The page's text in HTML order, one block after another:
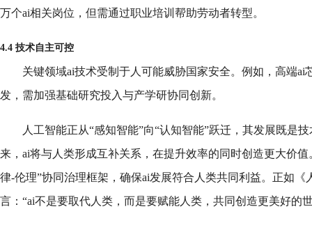
万个ai相关岗位，但需通过职业培训帮助劳动者转型。
4.4 技术自主可控
关键领域ai技术受制于人可能威胁国家安全。例如，高端ai
发，需加强基础研究投入与产学研协同创新。
人工智能正从“感知智能”向“认知智能”跃迁，其发展既是
来，ai将与人类形成互补关系，在提升效率的同时创造更大价
律-伦理”协同治理框架，确保ai发展符合人类共同利益。正如《
言：“ai不是要取代人类，而是要赋能人类，共同创造更美好的